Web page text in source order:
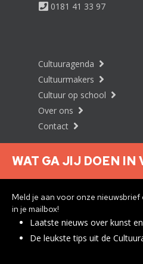
0181 41 33 97
Cultuuragenda
Cultuurmakers
Cultuur op school
Over ons
Contact
Nieuwsbrief
Privacyverklaring
WAT GA JIJ DOEN IN
Meld je aan voor onze
in je mailbox!
Laatste nieuws over kunst
De leukste tips uit de